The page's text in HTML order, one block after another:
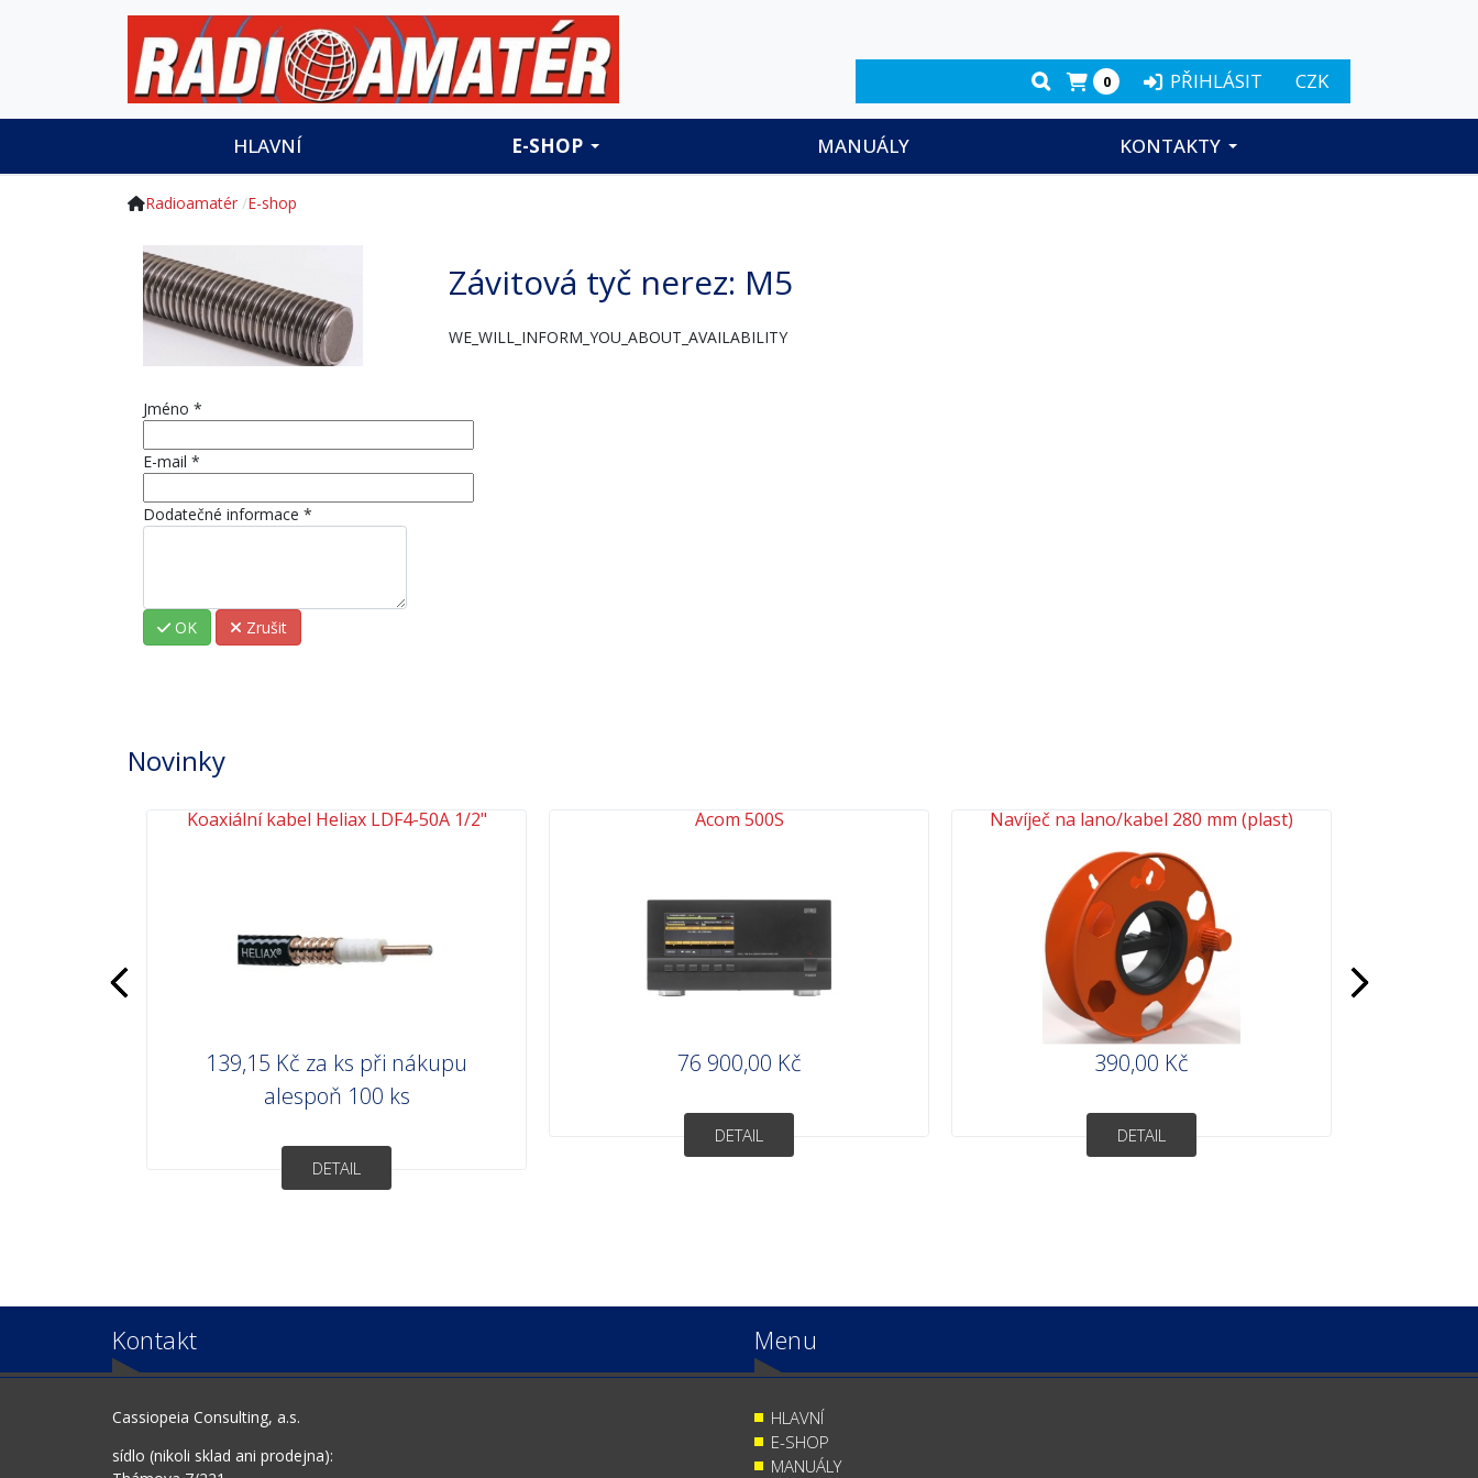
CZK
PŘIHLÁSIT
0
HLAVNÍ E-SHOP MANUÁLY KONTAKTY
Radioamatér E-shop
Závitová tyč nerez: M5
WE_WILL_INFORM_YOU_ABOUT_AVAILABILITY
Jméno *
E-mail *
Dodatečné informace *
OK Zrušit
Novinky
Koaxiální kabel Heliax LDF4-50A 1/2"
139,15 Kč za ks při nákupu
alespoň 100 ks
DETAIL
Acom 500S
76 900,00 Kč
DETAIL
Navíječ na lano/kabel 280 mm (plast)
390,00 Kč
DETAIL
Kontakt
Cassiopeia Consulting, a.s.
sídlo (nikoli sklad ani prodejna):
Menu
HLAVNÍ
E-SHOP
MANUÁLY